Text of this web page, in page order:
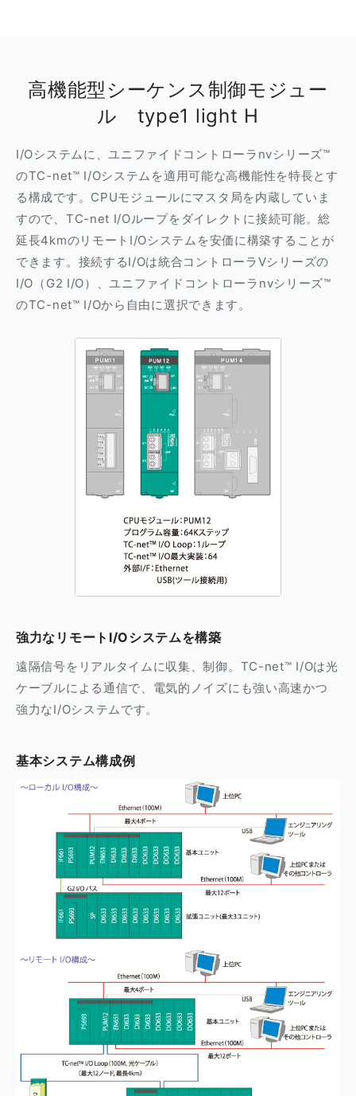
高機能型シーケンス制御モジュー
ル type1 light H
I/Oシステムに、ユニファイドコントローラnvシリーズ™
のTC-net™ I/Oシステムを適用可能な高機能性を特長とす
る構成です。CPUモジュールにマスタ局を内蔵していま
すので、TC-net I/Oループをダイレクトに接続可能。総
延長4kmのリモートI/Oシステムを安価に構築することが
できます。接続するI/Oは統合コントローラVシリーズの
I/O（G2 I/O）、ユニファイドコントローラnvシリーズ™
のTC-net™ I/Oから自由に選択できます。
強力なリモートI/Oシステムを構築
遠隔信号をリアルタイムに収集、制御。TC-net™ I/Oは光
ケーブルによる通信で、電気的ノイズにも強い高速かつ
強力なI/Oシステムです。
基本システム構成例